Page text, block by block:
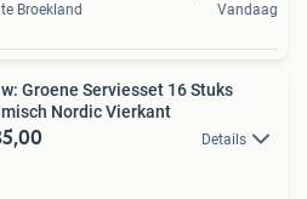
Broekland
Vandaag
Groene Serviesset 16 Stuks
Nordic Vierkant
Details